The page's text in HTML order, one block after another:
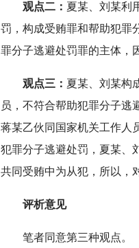
观点二： 夏某、刘某利
罚，构成受贿罪和帮助犯罪
罪分子逃避处罚罪的主体，
观点三： 夏某、刘某构
员，不符合帮助犯罪分子逃
蒋某乙伙同国家机关工作人
犯罪分子逃避处罚，夏某、
共同受贿中为从犯，所以，
评析意见
笔者同意第三种观点。